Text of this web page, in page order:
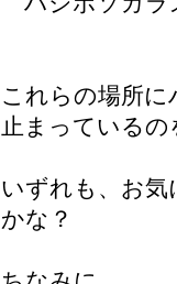
これらの場所
止まっている
いずれも、お気
かな？